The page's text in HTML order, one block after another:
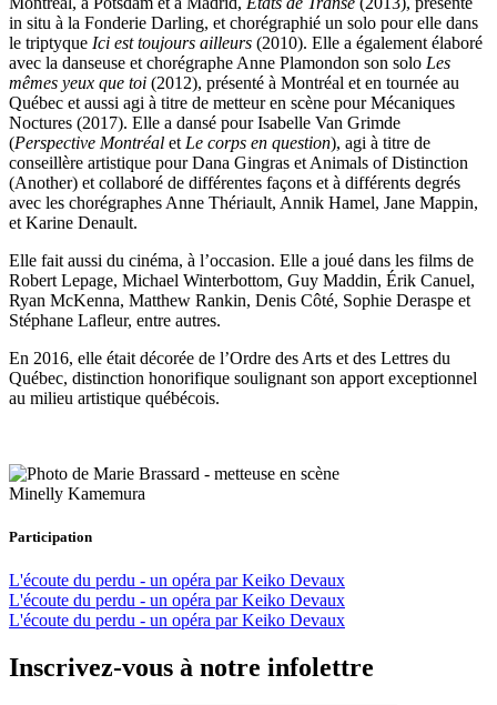
in situ à la Fonderie Darling, et chorégraphié un solo pour elle dans
le triptyque Ici est toujours ailleurs (2010). Elle a également élaboré
avec la danseuse et chorégraphe Anne Plamondon son solo Les
mêmes yeux que toi (2012), présenté à Montréal et en tournée au
Québec et aussi agi à titre de metteur en scène pour Mécaniques
Noctures (2017). Elle a dansé pour Isabelle Van Grimde
(Perspective Montréal et Le corps en question), agi à titre de
conseillère artistique pour Dana Gingras et Animals of Distinction
(Another) et collaboré de différentes façons et à différents degrés
avec les chorégraphes Anne Thériault, Annik Hamel, Jane Mappin,
et Karine Denault.
Elle fait aussi du cinéma, à l’occasion. Elle a joué dans les films de
Robert Lepage, Michael Winterbottom, Guy Maddin, Érik Canuel,
Ryan McKenna, Matthew Rankin, Denis Côté, Sophie Deraspe et
Stéphane Lafleur, entre autres.
En 2016, elle était décorée de l’Ordre des Arts et des Lettres du
Québec, distinction honorifique soulignant son apport exceptionnel
au milieu artistique québécois.
Minelly Kamemura
Participation
L'écoute du perdu - un opéra par Keiko Devaux
L'écoute du perdu - un opéra par Keiko Devaux
L'écoute du perdu - un opéra par Keiko Devaux
Inscrivez-vous à notre infolettre